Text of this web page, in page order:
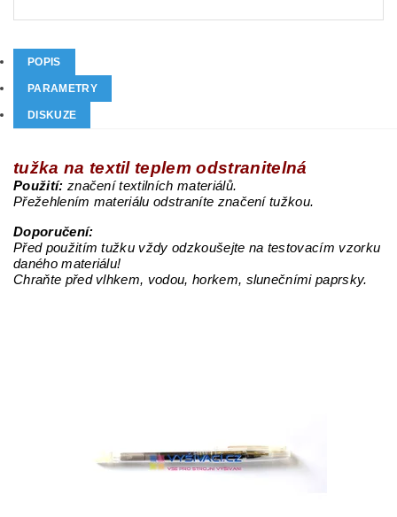
POPIS
PARAMETRY
DISKUZE
tužka na textil teplem odstranitelná
Použití: značení textilních materiálů.
Přežehlením materiálu odstraníte značení tužkou.
Doporučení:
Před použitím tužku vždy odzkoušejte na testovacím vzorku
daného materiálu!
Chraňte před vlhkem, vodou, horkem, slunečními paprsky.